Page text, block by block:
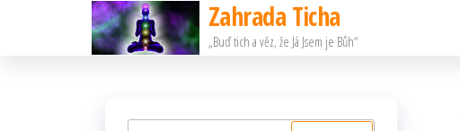
Zahrada Ticha
„Buď tich a věz, že Já Jsem je Bůh“